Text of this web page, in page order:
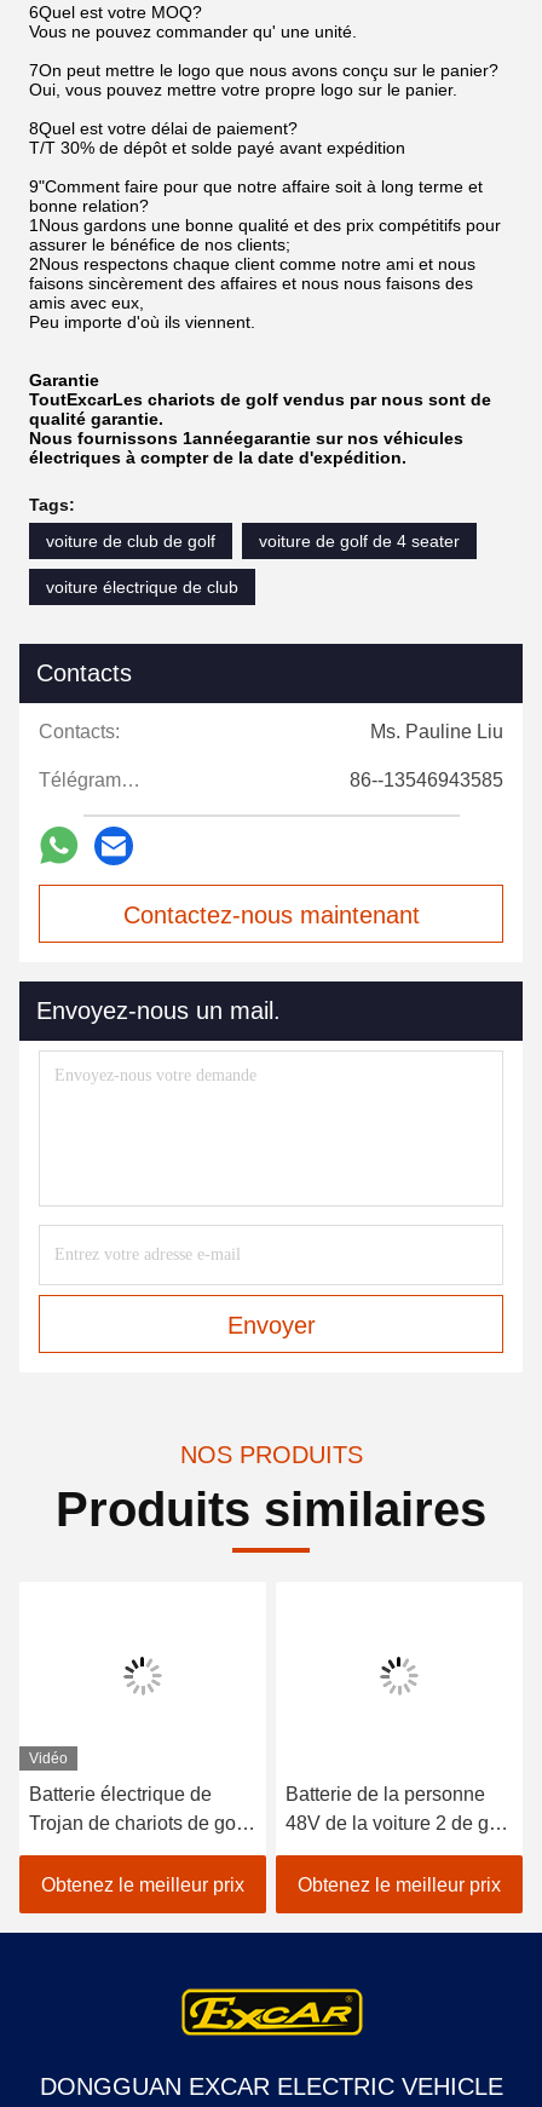
6Quel est votre MOQ?
Vous ne pouvez commander qu' une unité.
7On peut mettre le logo que nous avons conçu sur le panier?
Oui, vous pouvez mettre votre propre logo sur le panier.
8Quel est votre délai de paiement?
T/T 30% de dépôt et solde payé avant expédition
9"Comment faire pour que notre affaire soit à long terme et
bonne relation?
1Nous gardons une bonne qualité et des prix compétitifs pour
assurer le bénéfice de nos clients;
2Nous respectons chaque client comme notre ami et nous
faisons sincèrement des affaires et nous nous faisons des
amis avec eux,
Peu importe d'où ils viennent.
Garantie
ToutExcarLes chariots de golf vendus par nous sont de
qualité garantie.
Nous fournissons 1annéegarantie sur nos véhicules
électriques à compter de la date d'expédition.
Tags:
voiture de club de golf
voiture de golf de 4 seater
voiture électrique de club
Contacts
Contacts: Ms. Pauline Liu
Télégramme: 86--13546943585
Contactez-nous maintenant
Envoyez-nous un mail.
Envoyer
NOS PRODUITS
Produits similaires
Vidéo
Batterie électrique de
Trojan de chariots de golf
de golf de passager
électrique pourpre de la
voiture 2
Obtenez le meilleur prix
Batterie de la personne
48V de la voiture 2 de golf
d'EXCAR/contrôleur
Trojan électriques de
Curtis
Obtenez le meilleur prix
DONGGUAN EXCAR ELECTRIC VEHICLE